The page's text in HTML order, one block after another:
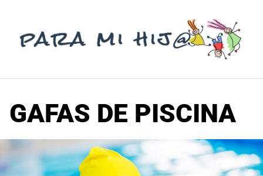
contenido
GAFAS DE PISCINA